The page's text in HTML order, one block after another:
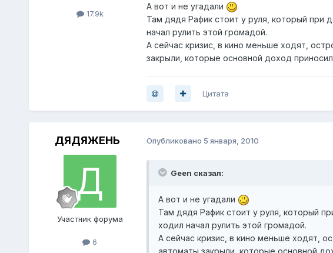
17.9k
А вот и не угадали
Там дядя Рафик стоит у руля, который при
начал рулить этой громадой.
А сейчас кризис, в кино меньше ходят,
закрыли, которые основной доход
Цитата
ДЯДЯЖЕНЬ
Участник форума
6
Опубликовано 5 января, 2010
Geen сказал:
А вот и не угадали
Там дядя Рафик стоит у руля, который
ходил начал рулить этой громадой.
А сейчас кризис, в кино меньше ходят,
автоматы закрыли, которые основной